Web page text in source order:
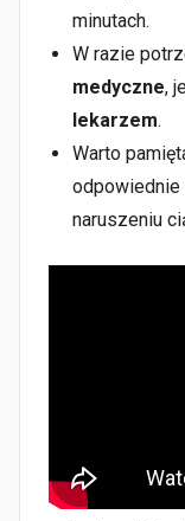
minutach.
W razie
medyczne,
lekarzem.
Warto
odpowiednie
naruszeniu